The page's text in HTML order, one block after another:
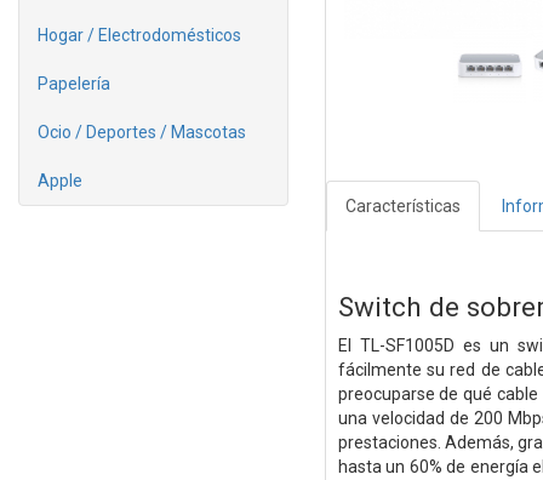
Hogar / Electrodomésticos
Papelería
Ocio / Deportes / Mascotas
Apple
Características
Switch de
El TL-SF1005D es un
fácilmente su red de
preocuparse de qué
una velocidad de 200
prestaciones. Además,
hasta un 60% de energía